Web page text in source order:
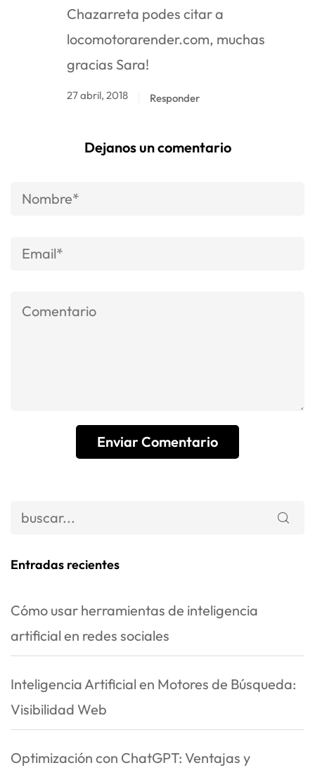
Chazarreta podes citar a
locomotorarender.com, muchas
gracias Sara!
27 abril, 2018 Responder
Dejanos un comentario
Entradas recientes
Cómo usar herramientas de inteligencia
artificial en redes sociales
Inteligencia Artificial en Motores de Búsqueda:
Visibilidad Web
Optimización con ChatGPT: Ventajas y